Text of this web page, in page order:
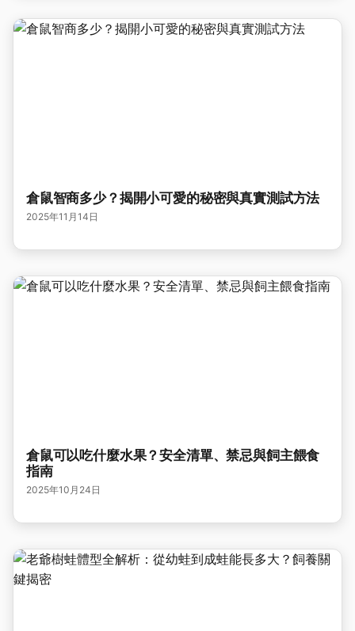
倉鼠智商多少？揭開小可愛的秘密與真實測試方法
2025年11月14日
倉鼠可以吃什麼水果？安全清單、禁忌與飼主餵食
指南
2025年10月24日